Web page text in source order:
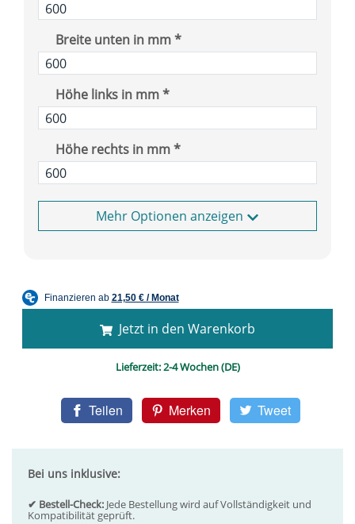
Breite unten in mm *
Höhe links in mm *
Höhe rechts in mm *
Optionen anzeigen
Jetzt in den Warenkorb
Lieferzeit:2-4 Wochen (DE)
Teilen Merken Tweet
Bei uns inklusive:
✔ Bestell-Check: Jede Bestellung wird auf Vollständigkeit und
Kompatibilität geprüft.